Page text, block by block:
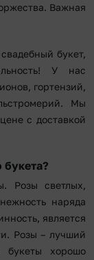
Важная
букет,
У нас
гортензий,
Мы
с доставкой
букета?
Розы светлых,
наряда
является
Розы – лучший
букеты хорошо